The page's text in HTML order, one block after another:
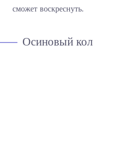
сможет воскреснуть.
Осиновый кол